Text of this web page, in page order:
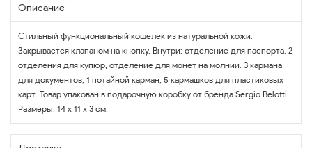
Описание
Стильный функциональный кошелек из натуральной кожи.
Закрывается клапаном на кнопку. Внутри: отделение для паспорта. 2
отделения для купюр, отделение для монет на молнии. 3 кармана
для документов, 1 потайной карман, 5 кармашков для пластиковых
карт. Товар упакован в подарочную коробку от бренда Sergio Belotti.
Размеры: 14 х 11 х 3 см.